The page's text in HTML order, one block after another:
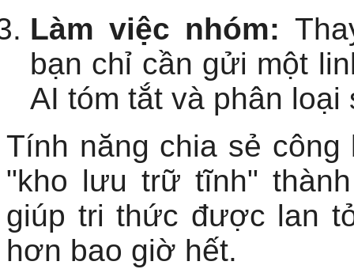
Làm việc nhóm:
bạn chỉ cần gửi một
AI tóm tắt và phân loại
Tính năng chia sẻ
"kho lưu trữ tĩnh"
giúp tri thức được lan
hơn bao giờ hết.